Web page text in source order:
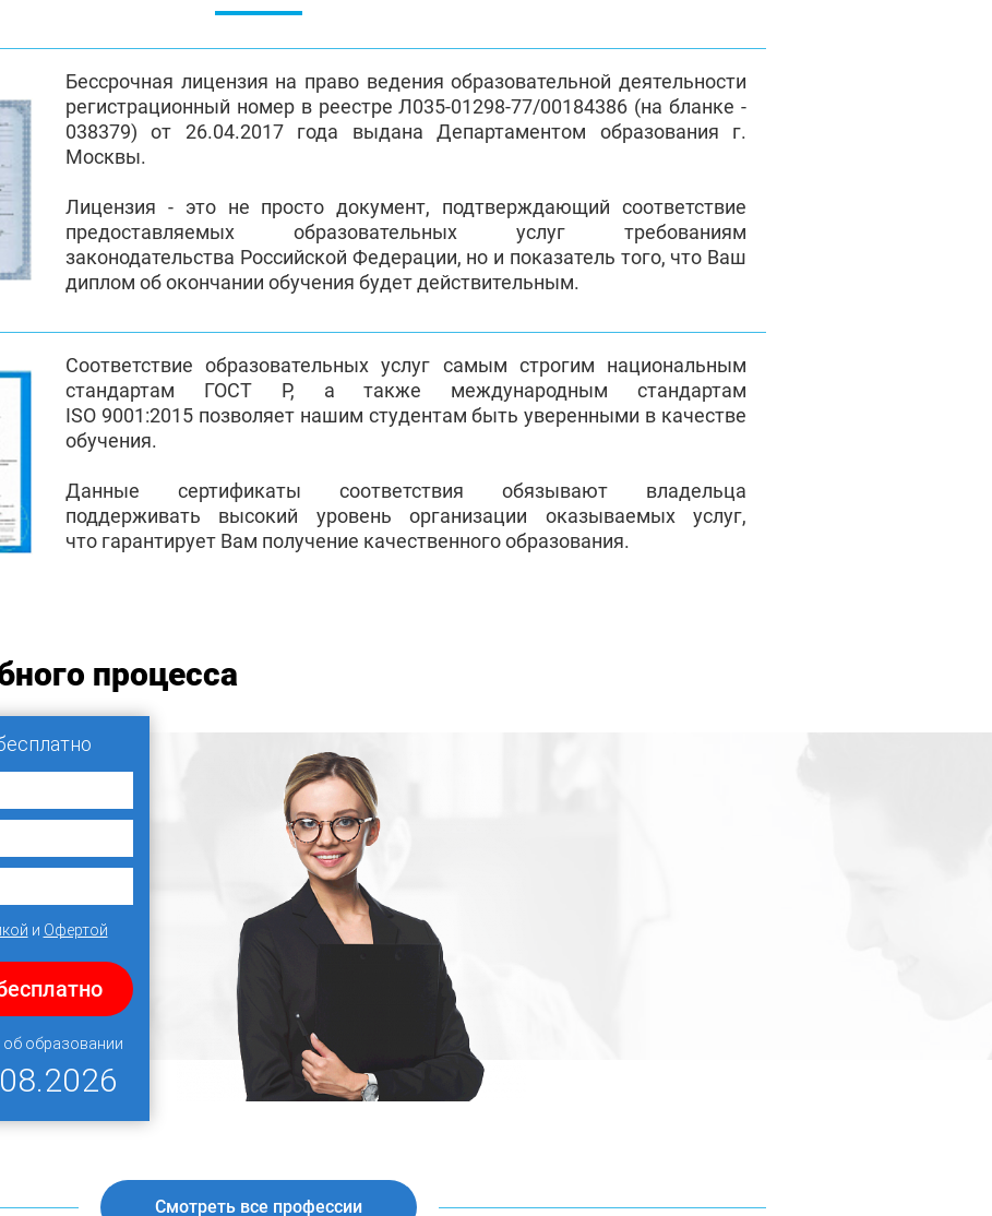
Бессрочная лицензия на право ведения образовательной деятельности
регистрационный номер в реестре Л035-01298-77/00184386 (на бланке -
038379) от 26.04.2017 года выдана Департаментом образования г.
Москвы.
Лицензия - это не просто документ, подтверждающий соответствие
предоставляемых образовательных услуг требованиям
законодательства Российской Федерации, но и показатель того, что Ваш
диплом об окончании обучения будет действительным.
Соответствие образовательных услуг самым строгим национальным
стандартам ГОСТ Р, а также международным стандартам
ISO 9001:2015 позволяет нашим студентам быть уверенными в качестве
обучения.
Данные сертификаты соответствия обязывают владельца
поддерживать высокий уровень организации оказываемых услуг,
что гарантирует Вам получение качественного образования.
процесса
и Офертой
образовании
Смотреть все профессии